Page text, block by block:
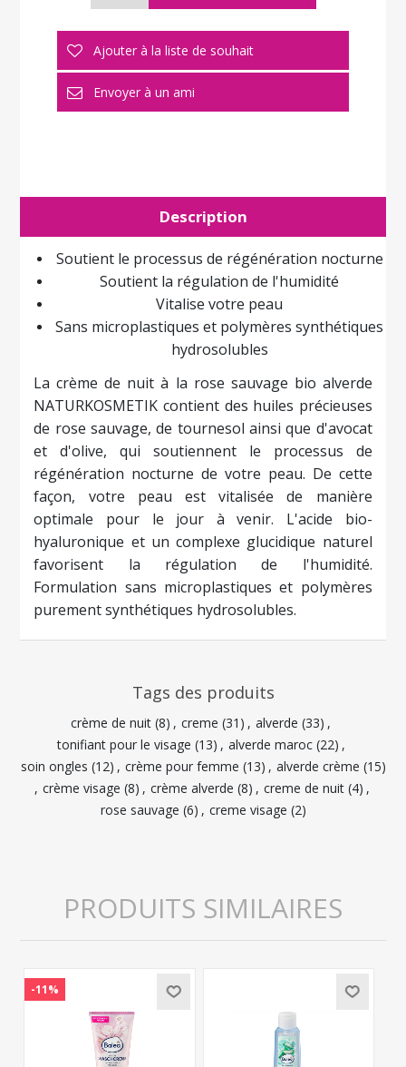
Description
Soutient le processus de régénération nocturne
Soutient la régulation de l'humidité
Vitalise votre peau
Sans microplastiques et polymères synthétiques
hydrosolubles
La crème de nuit à la rose sauvage bio alverde
NATURKOSMETIK contient des huiles précieuses
de rose sauvage, de tournesol ainsi que d'avocat
et d'olive, qui soutiennent le processus de
régénération nocturne de votre peau. De cette
façon, votre peau est vitalisée de manière
optimale pour le jour à venir. L'acide bio-
hyaluronique et un complexe glucidique naturel
favorisent la régulation de l'humidité.
Formulation sans microplastiques et polymères
purement synthétiques hydrosolubles.
Tags des produits
crème de nuit (8) , creme (31) , alverde (33) ,
tonifiant pour le visage (13) , alverde maroc (22) ,
soin ongles (12) , crème pour femme (13) , alverde crème (15)
, crème visage (8) , crème alverde (8) , creme de nuit (4) ,
rose sauvage (6) , creme visage (2)
PRODUITS SIMILAIRES
-11%